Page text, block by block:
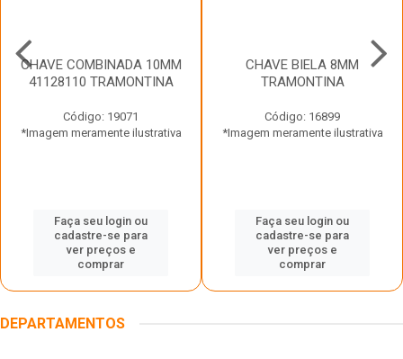
CHAVE COMBINADA 10MM
41128110 TRAMONTINA
Código: 19071
*Imagem meramente ilustrativa
Faça seu login ou
cadastre-se para
ver preços e
comprar
CHAVE BIELA 8MM
TRAMONTINA
Código: 16899
*Imagem meramente ilustrativa
Faça seu login ou
cadastre-se para
ver preços e
comprar
DEPARTAMENTOS